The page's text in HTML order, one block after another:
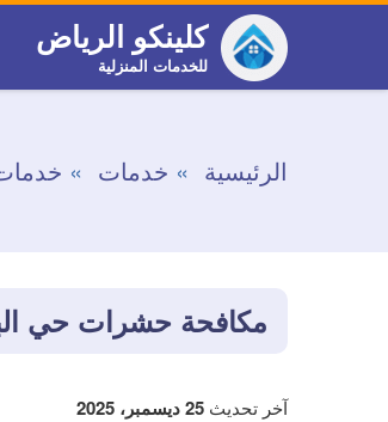
كلينكو الرياض
للخدمات المنزلية
الرئيسية خدمات
مكافحة حشرات حي
آخر تحديث 25 ديسمبر، 2025